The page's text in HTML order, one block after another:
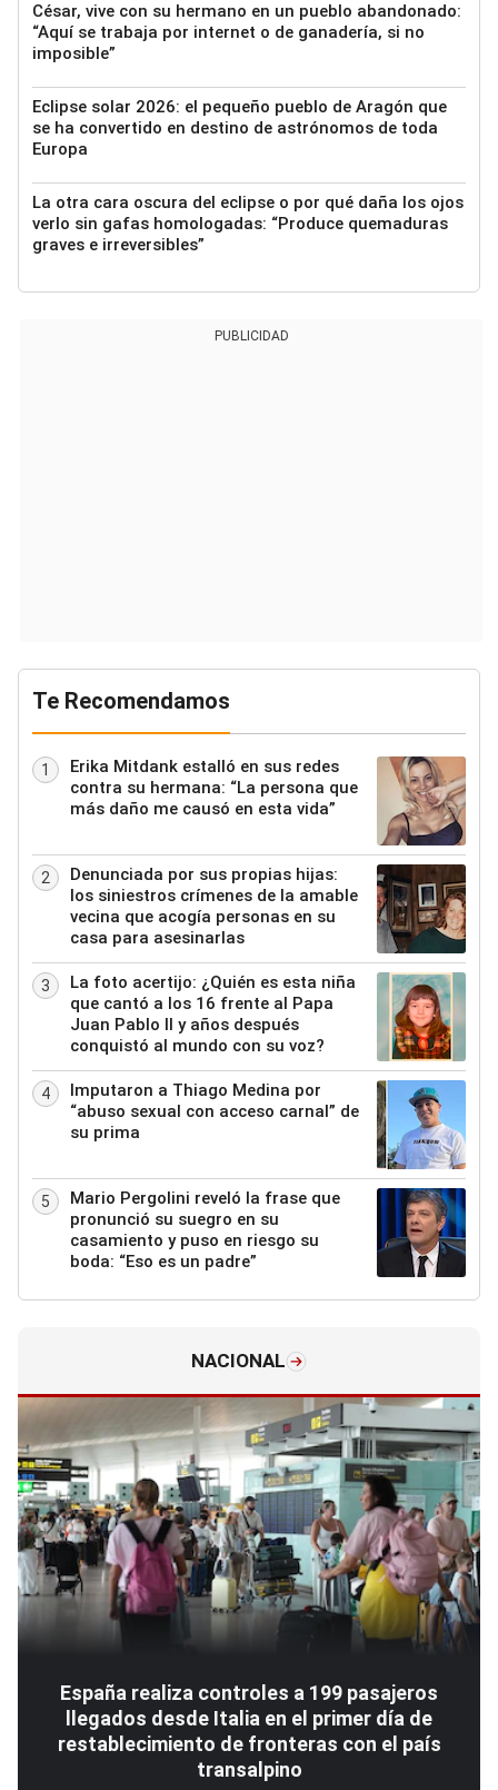
César, vive con su hermano en un pueblo abandonado:
“Aquí se trabaja por internet o de ganadería, si no
imposible”
Eclipse solar 2026: el pequeño pueblo de Aragón que
se ha convertido en destino de astrónomos de toda
Europa
La otra cara oscura del eclipse o por qué daña los ojos
verlo sin gafas homologadas: “Produce quemaduras
graves e irreversibles”
PUBLICIDAD
Te Recomendamos
1
Erika Mitdank estalló en sus redes
contra su hermana: “La persona que
más daño me causó en esta vida”
2
Denunciada por sus propias hijas:
los siniestros crímenes de la amable
vecina que acogía personas en su
casa para asesinarlas
3
La foto acertijo: ¿Quién es esta niña
que cantó a los 16 frente al Papa
Juan Pablo II y años después
conquistó al mundo con su voz?
4
Imputaron a Thiago Medina por
“abuso sexual con acceso carnal” de
su prima
5
Mario Pergolini reveló la frase que
pronunció su suegro en su
casamiento y puso en riesgo su
boda: “Eso es un padre”
NACIONAL
España realiza controles a 199 pasajeros
llegados desde Italia en el primer día de
restablecimiento de fronteras con el país
transalpino